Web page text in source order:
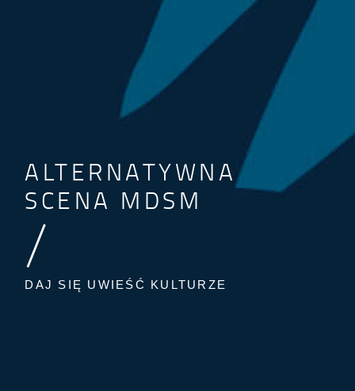
ALTERNATYWNA
SCENA MDSM
/
DAJ SIĘ UWIEŚĆ KULTURZE